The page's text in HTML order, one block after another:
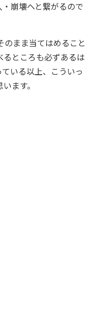
崩壊へと繋がるので
のまま当てはめること
ところも必ずあるは
いる以上、こういっ
ます。